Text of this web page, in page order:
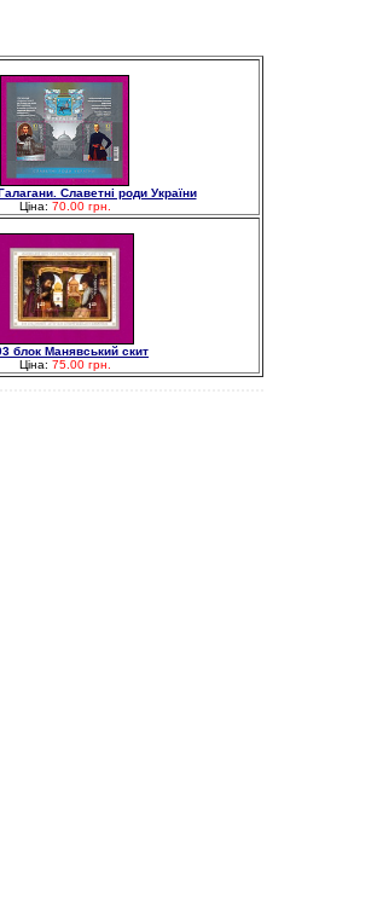
Славетні роди України
Ціна: 70.00 грн.
блок Манявський скит
Ціна: 75.00 грн.